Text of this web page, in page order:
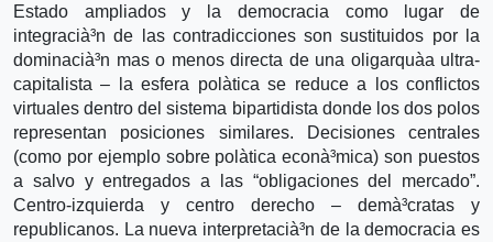
Estado ampliados y la democracia como lugar de
integracià³n de las contradicciones son sustituidos por la
dominacià³n mas o menos directa de una oligarquà­a ultra-
capitalista – la esfera polà­tica se reduce a los conflictos
virtuales dentro del sistema bipartidista donde los dos polos
representan posiciones similares. Decisiones centrales
(como por ejemplo sobre polà­tica econà³mica) son puestos
a salvo y entregados a las “obligaciones del mercado”.
Centro-izquierda y centro derecho – demà³cratas y
republicanos. La nueva interpretacià³n de la democracia es